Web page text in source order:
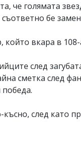
че голямата
бе
който вкара в
след
сметка след
победа.
след като